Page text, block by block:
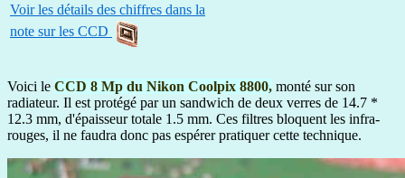
Voir les détails des chiffres dans la
note sur les CCD
Voici le CCD 8 Mp du Nikon Coolpix 8800, monté sur son
radiateur. Il est protégé par un sandwich de deux verres de 14.7 *
12.3 mm, d'épaisseur totale 1.5 mm. Ces filtres bloquent les infra-
rouges, il ne faudra donc pas espérer pratiquer cette technique.